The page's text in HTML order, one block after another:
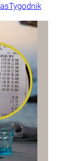
Tygodnik